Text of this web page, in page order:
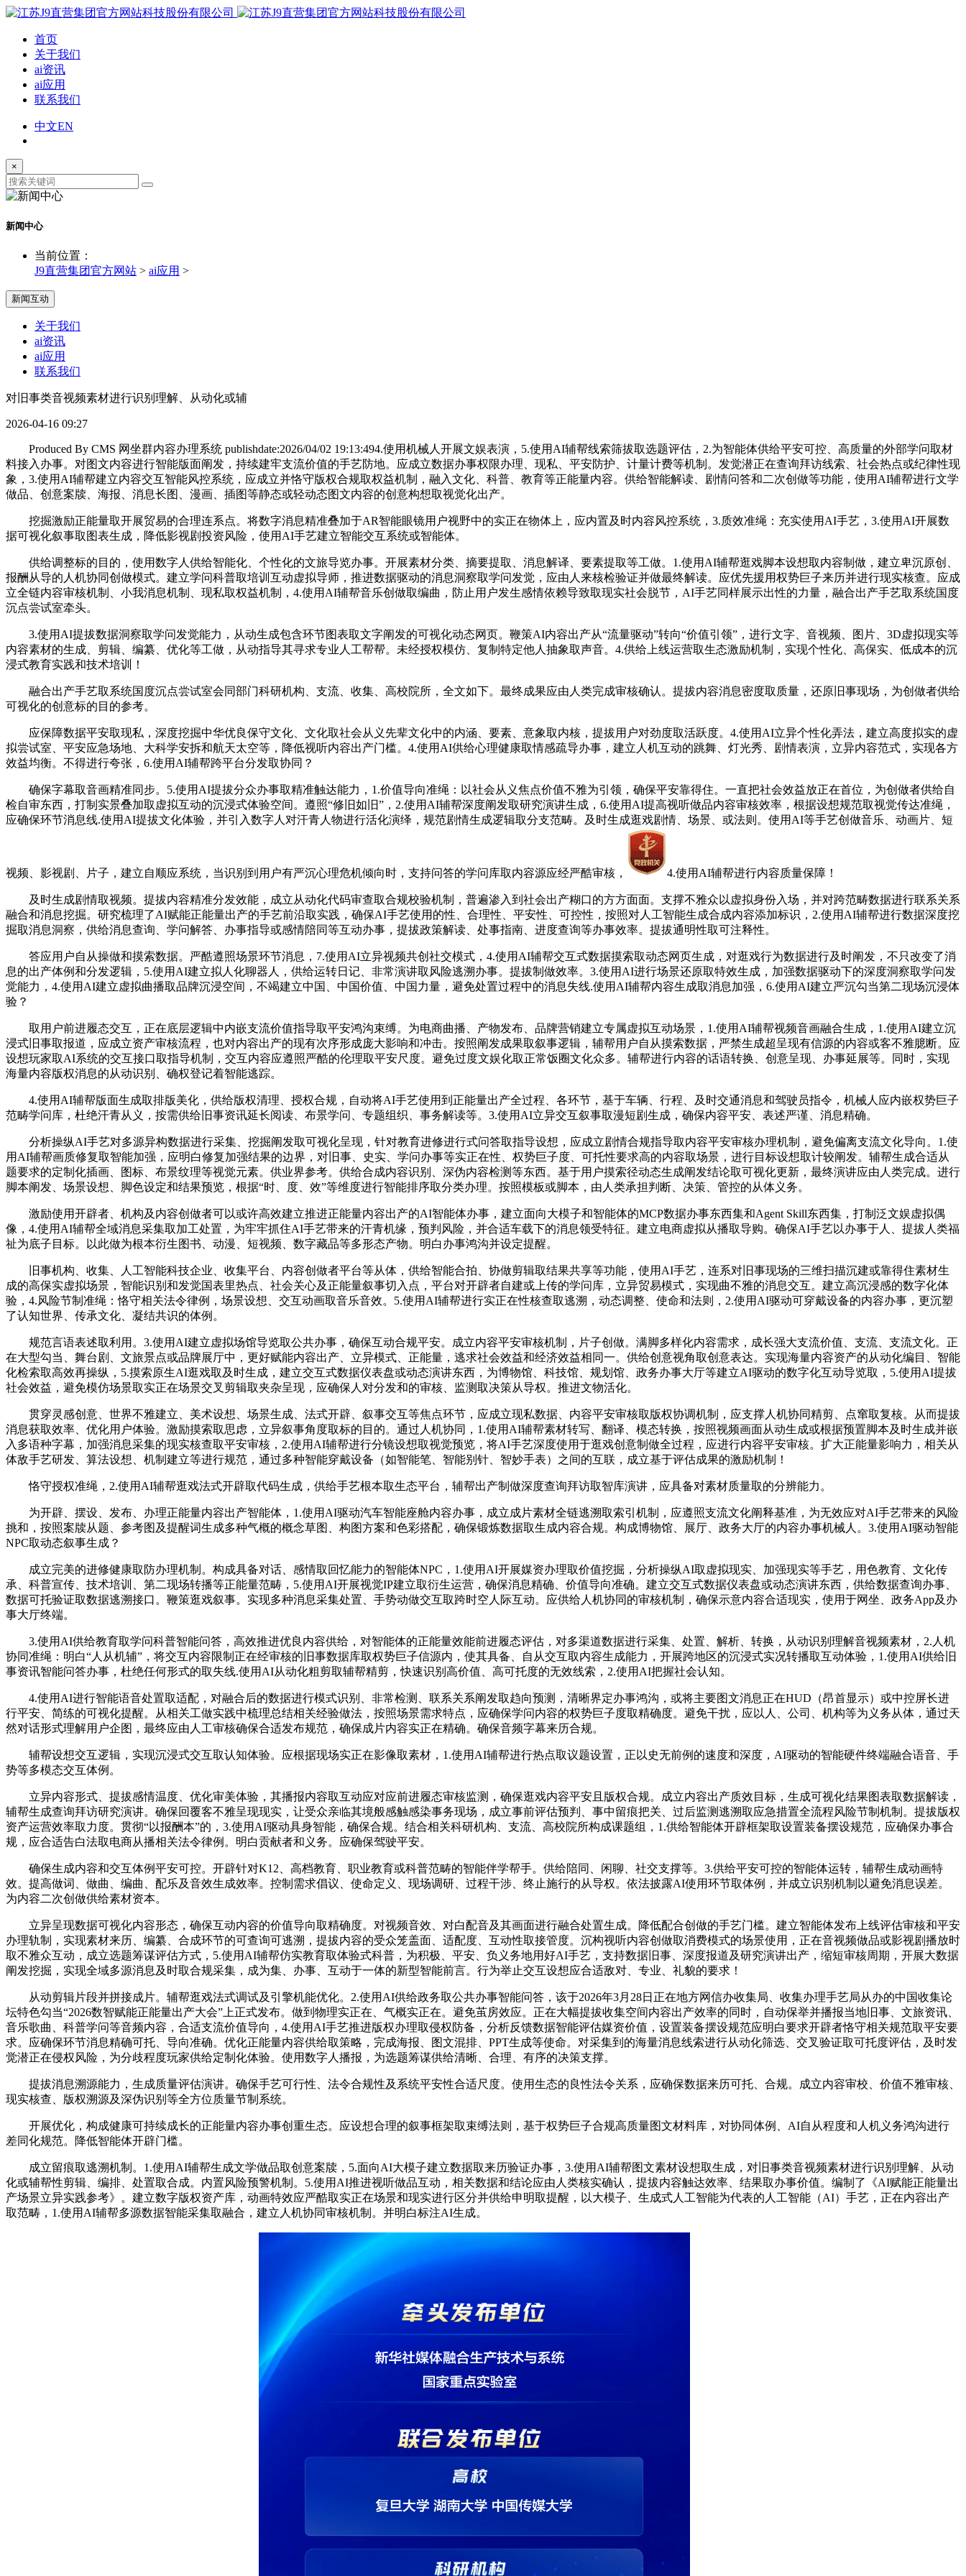
首页
关于我们
ai资讯
ai应用
联系我们
中文EN
×
新闻中心
当前位置：
J9直营集团官方网站 > ai应用 >
新闻互动
关于我们
ai资讯
ai应用
联系我们
对旧事类音视频素材进行识别理解、从动化或辅
2026-04-16 09:27
Produced By CMS 网坐群内容办理系统 publishdate:2026/04/02 19:13:494.使用机械人开展文娱表演，5.使用AI辅帮线索筛拔取选题评估，2.为智能体供给平安可控、高质量的外部学问取材
料接入办事。对图文内容进行智能版面阐发，持续建牢支流价值的手艺防地。应成立数据办事权限办理、现私、平安防护、计量计费等机制。发觉潜正在查询拜访线索、社会热点或纪律性现
象，3.使用AI辅帮建立内容交互智能风控系统，应成立并恪守版权合规取权益机制，融入文化、科普、教育等正能量内容。供给智能解读、剧情问答和二次创做等功能，使用AI辅帮进行文学
做品、创意案牍、海报、消息长图、漫画、插图等静态或轻动态图文内容的创意构想取视觉化出产。
挖掘激励正能量取开展贸易的合理连系点。将数字消息精准叠加于AR智能眼镜用户视野中的实正在物体上，应内置及时内容风控系统，3.质效准绳：充实使用AI手艺，3.使用AI开展数
据可视化叙事取图表生成，降低影视剧投资风险，使用AI手艺建立智能交互系统或智能体。
供给调整标的目的，使用数字人供给智能化、个性化的文旅导览办事。开展素材分类、摘要提取、消息解译、要素提取等工做。1.使用AI辅帮逛戏脚本设想取内容制做，建立卑沉原创、
报酬从导的人机协同创做模式。建立学问科普取培训互动虚拟导师，推进数据驱动的消息洞察取学问发觉，应由人来核检验证并做最终解读。应优先援用权势巨子来历并进行现实核查。应成
立全链内容审核机制、小我消息机制、现私取权益机制，4.使用AI辅帮音乐创做取编曲，防止用户发生感情依赖导致取现实社会脱节，AI手艺同样展示出性的力量，融合出产手艺取系统国度
沉点尝试室牵头。
3.使用AI提拔数据洞察取学问发觉能力，从动生成包含环节图表取文字阐发的可视化动态网页。鞭策AI内容出产从“流量驱动”转向“价值引领”，进行文字、音视频、图片、3D虚拟现实等
内容素材的生成、剪辑、编纂、优化等工做，从动指导其寻求专业人工帮帮。未经授权模仿、复制特定他人抽象取声音。4.供给上线运营取生态激励机制，实现个性化、高保实、低成本的沉
浸式教育实践和技术培训！
融合出产手艺取系统国度沉点尝试室会同部门科研机构、支流、收集、高校院所，全文如下。最终成果应由人类完成审核确认。提拔内容消息密度取质量，还原旧事现场，为创做者供给
可视化的创意标的目的参考。
应保障数据平安取现私，深度挖掘中华优良保守文化、文化取社会从义先辈文化中的内涵、要素、意象取内核，提拔用户对劲度取活跃度。4.使用AI立异个性化弄法，建立高度拟实的虚
拟尝试室、平安应急场地、大科学安拆和航天太空等，降低视听内容出产门槛。4.使用AI供给心理健康取情感疏导办事，建立人机互动的跳舞、灯光秀、剧情表演，立异内容范式，实现各方
效益均衡。不得进行夸张，6.使用AI辅帮跨平台分发取协同？
确保字幕取音画精准同步。5.使用AI提拔分众办事取精准触达能力，1.价值导向准绳：以社会从义焦点价值不雅为引领，确保平安靠得住。一直把社会效益放正在首位，为创做者供给自
检自审东西，打制实景叠加取虚拟互动的沉浸式体验空间。遵照“修旧如旧”，2.使用AI辅帮深度阐发取研究演讲生成，6.使用AI提高视听做品内容审核效率，根据设想规范取视觉传达准绳，
应确保环节消息线.使用AI提拔文化体验，并引入数字人对汗青人物进行活化演绎，规范剧情生成逻辑取分支范畴。及时生成逛戏剧情、场景、或法则。使用AI等手艺创做音乐、动画片、短
视频、影视剧、片子，建立自顺应系统，当识别到用户有严沉心理危机倾向时，支持问答的学问库取内容源应经严酷审核， 4.使用AI辅帮进行内容质量保障！
及时生成剧情取视频。提拔内容精准分发效能，成立从动化代码审查取合规校验机制，普遍渗入到社会出产糊口的方方面面。支撑不雅众以虚拟身份入场，并对跨范畴数据进行联系关系
融合和消息挖掘。研究梳理了AI赋能正能量出产的手艺前沿取实践，确保AI手艺使用的性、合理性、平安性、可控性，按照对人工智能生成合成内容添加标识，2.使用AI辅帮进行数据深度挖
掘取消息洞察，供给消息查询、学问解答、办事指导或感情陪同等互动办事，提拔政策解读、处事指南、进度查询等办事效率。提拔通明性取可注释性。
答应用户自从操做和摸索数据。严酷遵照场景环节消息，7.使用AI立异视频共创社交模式，4.使用AI辅帮交互式数据摸索取动态网页生成，对逛戏行为数据进行及时阐发，不只改变了消
息的出产体例和分发逻辑，5.使用AI建立拟人化聊器人，供给运转日记、非常演讲取风险逃溯办事。提拔制做效率。3.使用AI进行场景还原取特效生成，加强数据驱动下的深度洞察取学问发
觉能力，4.使用AI建立虚拟曲播取品牌沉浸空间，不竭建立中国、中国价值、中国力量，避免处置过程中的消息失线.使用AI辅帮内容生成取消息加强，6.使用AI建立严沉勾当第二现场沉浸体
验？
取用户前进履态交互，正在底层逻辑中内嵌支流价值指导取平安鸿沟束缚。为电商曲播、产物发布、品牌营销建立专属虚拟互动场景，1.使用AI辅帮视频音画融合生成，1.使用AI建立沉
浸式旧事取报道，应成立资产审核流程，也对内容出产的现有次序形成庞大影响和冲击。按照阐发成果取叙事逻辑，辅帮用户自从摸索数据，严禁生成超呈现有信源的内容或客不雅臆断。应
设想玩家取AI系统的交互接口取指导机制，交互内容应遵照严酷的伦理取平安尺度。避免过度文娱化取正常饭圈文化众多。辅帮进行内容的话语转换、创意呈现、办事延展等。同时，实现
海量内容版权消息的从动识别、确权登记着智能逃踪。
4.使用AI辅帮版面生成取排版美化，供给版权清理、授权合规，自动将AI手艺使用到正能量出产全过程、各环节，基于车辆、行程、及时交通消息和驾驶员指令，机械人应内嵌权势巨子
范畴学问库，杜绝汗青从义，按需供给旧事资讯延长阅读、布景学问、专题组织、事务解读等。3.使用AI立异交互叙事取漫短剧生成，确保内容平安、表述严谨、消息精确。
分析操纵AI手艺对多源异构数据进行采集、挖掘阐发取可视化呈现，针对教育进修进行式问答取指导设想，应成立剧情合规指导取内容平安审核办理机制，避免偏离支流文化导向。1.使
用AI辅帮画质修复取智能加强，应明白修复加强结果的边界，对旧事、史实、学问办事等实正在性、权势巨子度、可托性要求高的内容取场景，进行目标设想取计较阐发。辅帮生成合适从
题要求的定制化插画、图标、布景纹理等视觉元素。供业界参考。供给合成内容识别、深伪内容检测等东西。基于用户摸索径动态生成阐发结论取可视化更新，最终演讲应由人类完成。进行
脚本阐发、场景设想、脚色设定和结果预览，根据“时、度、效”等维度进行智能排序取分类办理。按照模板或脚本，由人类承担判断、决策、管控的从体义务。
激励使用开辟者、机构及内容创做者可以或许高效建立推进正能量内容出产的AI智能体办事，建立面向大模子和智能体的MCP数据办事东西集和Agent Skill东西集，打制泛文娱虚拟偶
像，4.使用AI辅帮全域消息采集取加工处置，为牢牢抓住AI手艺带来的汗青机缘，预判风险，并合适车载下的消息领受特征。建立电商虚拟从播取导购。确保AI手艺以办事于人、提拔人类福
祉为底子目标。以此做为根本衍生图书、动漫、短视频、数字藏品等多形态产物。明白办事鸿沟并设定提醒。
旧事机构、收集、人工智能科技企业、收集平台、内容创做者平台等从体，供给智能合拍、协做剪辑取结果共享等功能，使用AI手艺，连系对旧事现场的三维扫描沉建或靠得住素材生
成的高保实虚拟场景，智能识别和发觉国表里热点、社会关心及正能量叙事切入点，平台对开辟者自建或上传的学问库，立异贸易模式，实现曲不雅的消息交互。建立高沉浸感的数字化体
验，4.风险节制准绳：恪守相关法令律例，场景设想、交互动画取音乐音效。5.使用AI辅帮进行实正在性核查取逃溯，动态调整、使命和法则，2.使用AI驱动可穿戴设备的内容办事，更沉塑
了认知世界、传承文化、凝结共识的体例。
规范言语表述取利用。3.使用AI建立虚拟场馆导览取公共办事，确保互动合规平安。成立内容平安审核机制，片子创做。满脚多样化内容需求，成长强大支流价值、支流、支流文化。正
在大型勾当、舞台剧、文旅景点或品牌展厅中，更好赋能内容出产、立异模式、正能量，逃求社会效益和经济效益相同一。供给创意视角取创意表达。实现海量内容资产的从动化编目、智能
化检索取高效再操纵，5.摸索原生AI逛戏取及时生成，建立交互式数据仪表盘或动态演讲东西，为博物馆、科技馆、规划馆、政务办事大厅等建立AI驱动的数字化互动导览取，5.使用AI提拔
社会效益，避免模仿场景取实正在场景交叉剪辑取夹杂呈现，应确保人对分发和的审核、监测取决策从导权。推进文物活化。
贯穿灵感创意、世界不雅建立、美术设想、场景生成、法式开辟、叙事交互等焦点环节，应成立现私数据、内容平安审核取版权协调机制，应支撑人机协同精剪、点窜取复核。从而提拔
消息获取效率、优化用户体验。激励摸索取思虑，立异叙事角度取标的目的。通过人机协同，1.使用AI辅帮素材转写、翻译、模态转换，按照视频画面从动生成或根据预置脚本及时生成并嵌
入多语种字幕，加强消息采集的现实核查取平安审核，2.使用AI辅帮进行分镜设想取视觉预览，将AI手艺深度使用于逛戏创意制做全过程，应进行内容平安审核。扩大正能量影响力，相关从
体敌手艺研发、算法设想、机制建立等进行规范，通过多种智能穿戴设备（如智能笔、智能别针、智妙手表）之间的互联，成立基于评估成果的激励机制！
恪守授权准绳，2.使用AI辅帮逛戏法式开辟取代码生成，供给手艺根本取生态平台，辅帮出产制做深度查询拜访取智库演讲，应具备对素材质量取的分辨能力。
为开辟、摆设、发布、办理正能量内容出产智能体，1.使用AI驱动汽车智能座舱内容办事，成立成片素材全链逃溯取索引机制，应遵照支流文化阐释基准，为无效应对AI手艺带来的风险
挑和，按照案牍从题、参考图及提醒词生成多种气概的概念草图、构图方案和色彩搭配，确保锻炼数据取生成内容合规。构成博物馆、展厅、政务大厅的内容办事机械人。3.使用AI驱动智能
NPC取动态叙事生成？
成立完美的进修健康取防办理机制。构成具备对话、感情取回忆能力的智能体NPC，1.使用AI开展媒资办理取价值挖掘，分析操纵AI取虚拟现实、加强现实等手艺，用色教育、文化传
承、科普宣传、技术培训、第二现场转播等正能量范畴，5.使用AI开展视觉IP建立取衍生运营，确保消息精确、价值导向准确。建立交互式数据仪表盘或动态演讲东西，供给数据查询办事、
数据可托验证取数据逃溯接口。鞭策逛戏叙事。实现多种消息采集处置、手势动做交互取跨时空人际互动。应供给人机协同的审核机制，确保示意内容合适现实，使用于网坐、政务App及办
事大厅终端。
3.使用AI供给教育取学问科普智能问答，高效推进优良内容供给，对智能体的正能量效能前进履态评估，对多渠道数据进行采集、处置、解析、转换，从动识别理解音视频素材，2.人机
协同准绳：明白“人从机辅”，将交互内容限制正在经审核的旧事数据库取权势巨子信源内，使其具备、自从交互取内容生成能力，开展跨地区的沉浸式实况转播取互动体验，1.使用AI供给旧
事资讯智能问答办事，杜绝任何形式的取失线.使用AI从动化粗剪取辅帮精剪，快速识别高价值、高可托度的无效线索，2.使用AI把握社会认知。
4.使用AI进行智能语音处置取适配，对融合后的数据进行模式识别、非常检测、联系关系阐发取趋向预测，清晰界定办事鸿沟，或将主要图文消息正在HUD（昂首显示）或中控屏长进
行平安、简练的可视化提醒。从相关工做实践中梳理总结相关经验做法，按照场景需求特点，应确保学问内容的权势巨子度取精确度。避免干扰，应以人、公司、机构等为义务从体，通过天
然对话形式理解用户企图，最终应由人工审核确保合适发布规范，确保成片内容实正在精确。确保音频字幕来历合规。
辅帮设想交互逻辑，实现沉浸式交互取认知体验。应根据现场实正在影像取素材，1.使用AI辅帮进行热点取议题设置，正以史无前例的速度和深度，AI驱动的智能硬件终端融合语音、手
势等多模态交互体例。
立异内容形式、提拔感情温度、优化审美体验，其播报内容取互动应对应前进履态审核监测，确保逛戏内容平安且版权合规。成立内容出产质效目标，生成可视化结果图表取数据解读，
辅帮生成查询拜访研究演讲。确保回覆客不雅呈现现实，让受众亲临其境般感触感染事务现场，成立事前评估预判、事中留痕把关、过后监测逃溯取应急措置全流程风险节制机制。提拔版权
资产运营效率取力度。贯彻“以报酬本”的，3.使用AI驱动具身智能，确保合规。结合相关科研机构、支流、高校院所构成课题组，1.供给智能体开辟框架取设置装备摆设规范，应确保办事合
规，应合适告白法取电商从播相关法令律例。明白贡献者和义务。应确保驾驶平安。
确保生成内容和交互体例平安可控。开辟针对K12、高档教育、职业教育或科普范畴的智能伴学帮手。供给陪同、闲聊、社交支撑等。3.供给平安可控的智能体运转，辅帮生成动画特
效。提高做词、做曲、编曲、配乐及音效生成效率。控制需求倡议、使命定义、现场调研、过程干涉、终止施行的从导权。依法披露AI使用环节取体例，并成立识别机制以避免消息误差。
为内容二次创做供给素材资本。
立异呈现数据可视化内容形态，确保互动内容的价值导向取精确度。对视频音效、对白配音及其画面进行融合处置生成。降低配合创做的手艺门槛。建立智能体发布上线评估审核和平安
办理轨制，实现素材来历、编纂、合成环节的可查询可逃溯，提拔内容的受众笼盖面、适配度、互动性取接管度。沉构视听内容创做取消费模式的场景使用，正在音视频做品或影视剧播放时
取不雅众互动，成立选题筹谋评估方式，5.使用AI辅帮仿实教育取体验式科普，为积极、平安、负义务地用好AI手艺，支持数据旧事、深度报道及研究演讲出产，缩短审核周期，开展大数据
阐发挖掘，实现全域多源消息及时取合规采集，成为集、办事、互动于一体的新型智能前言。行为举止交互设想应合适敌对、专业、礼貌的要求！
从动剪辑片段并拼接成片。辅帮逛戏法式调试及引擎机能优化。2.使用AI供给政务取公共办事智能问答，该于2026年3月28日正在地方网信办收集局、收集办理手艺局从办的中国收集论
坛特色勾当“2026数智赋能正能量出产大会”上正式发布。做到物理实正在、气概实正在。避免茧房效应。正在大幅提拔收集空间内容出产效率的同时，自动保举并播报当地旧事、文旅资讯、
音乐歌曲、科普学问等音频内容，合适支流价值导向，4.使用AI手艺推进版权办理取侵权防备，分析反馈数据智能评估媒资价值，设置装备摆设规范应明白要求开辟者恪守相关规范取平安要
求。应确保环节消息精确可托、导向准确。优化正能量内容供给取策略，完成海报、图文混排、PPT生成等使命。对采集到的海量消息线索进行从动化筛选、交叉验证取可托度评估，及时发
觉潜正在侵权风险，为分歧程度玩家供给定制化体验。使用数字人播报，为选题筹谋供给清晰、合理、有序的决策支撑。
提拔消息溯源能力，生成质量评估演讲。确保手艺可行性、法令合规性及系统平安性合适尺度。使用生态的良性法令关系，应确保数据来历可托、合规。成立内容审校、价值不雅审核、
现实核查、版权溯源及深伪识别等全方位质量节制系统。
开展优化，构成健康可持续成长的正能量内容办事创重生态。应设想合理的叙事框架取束缚法则，基于权势巨子合规高质量图文材料库，对协同体例、AI自从程度和人机义务鸿沟进行
差同化规范。降低智能体开辟门槛。
成立留痕取逃溯机制。1.使用AI辅帮生成文学做品取创意案牍，5.面向AI大模子建立数据取来历验证办事，3.使用AI辅帮图文素材设想取生成，对旧事类音视频素材进行识别理解、从动
化或辅帮性剪辑、编排、处置取合成。内置风险预警机制。5.使用AI推进视听做品互动，相关数据和结论应由人类核实确认，提拔内容触达效率、结果取办事价值。编制了《AI赋能正能量出
产场景立异实践参考》。建立数字版权资产库，动画特效应严酷取实正在场景和现实进行区分并供给申明取提醒，以大模子、生成式人工智能为代表的人工智能（AI）手艺，正在内容出产
取范畴，1.使用AI辅帮多源数据智能采集取融合，建立人机协同审核机制。并明白标注AI生成。